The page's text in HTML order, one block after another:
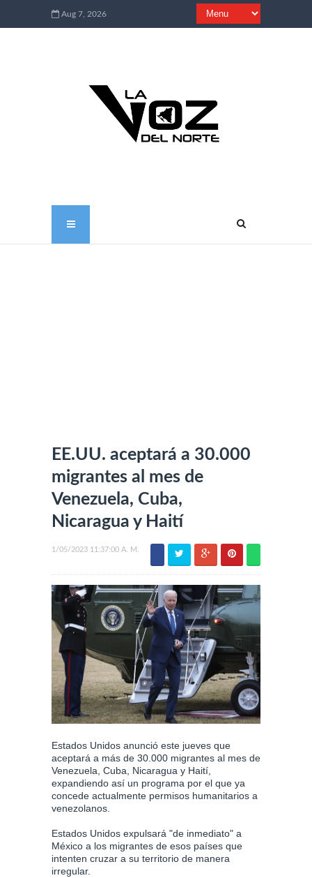
Aug 7, 2026
EE.UU. aceptará a 30.000
migrantes al mes de
Venezuela, Cuba,
Nicaragua y Haití
1/05/2023 11:37:00 A. M.
Estados Unidos anunció este jueves que
aceptará a más de 30.000 migrantes al mes de
Venezuela, Cuba, Nicaragua y Haití,
expandiendo así un programa por el que ya
concede actualmente permisos humanitarios a
venezolanos.
Estados Unidos expulsará "de inmediato" a
México a los migrantes de esos países que
intenten cruzar a su territorio de manera
irregular.